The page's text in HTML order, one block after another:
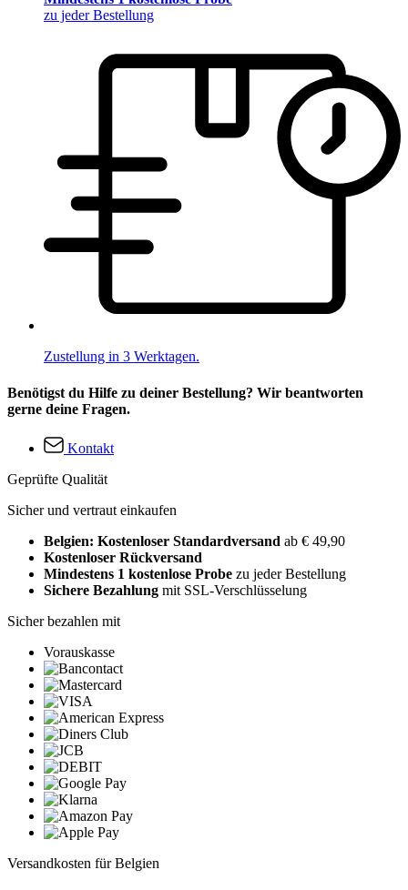
zu jeder Bestellung
Zustellung in 3 Werktagen.
Benötigst du Hilfe zu deiner Bestellung? Wir beantworten
gerne deine Fragen.
Kontakt
Geprüfte Qualität
Sicher und vertraut einkaufen
Belgien: Kostenloser Standardversand ab € 49,90
Kostenloser Rückversand
Mindestens 1 kostenlose Probe zu jeder Bestellung
Sichere Bezahlung mit SSL-Verschlüsselung
Sicher bezahlen mit
Vorauskasse
Versandkosten für Belgien